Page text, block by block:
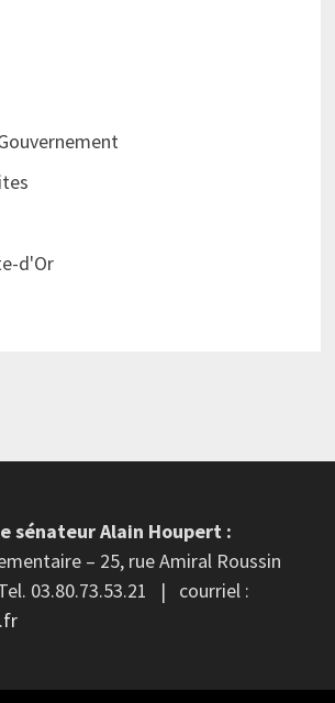
d'Or
sénateur Alain Houpert :
– 25, rue Amiral Roussin
03.80.73.53.21 | courriel :